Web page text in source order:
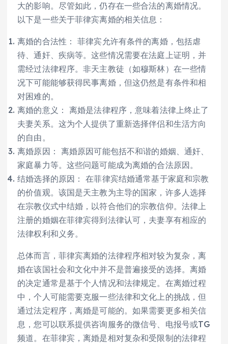
大的影响。尽管如此，仍存在一些合法的离婚情况。
以下是一些关于菲律宾离婚的相关信息：
离婚的合法性： 菲律宾允许有条件的离婚，包括虐
待、通奸、疾病等。这些情况需要在法庭上证明，并
需经过法律程序。非天主教徒（如穆斯林）在一些情
况下可能能够获得民事离婚，但这仍然是有条件和相
对困难的。
离婚的意义： 离婚是法律程序，意味着法律上终止了
夫妻关系。这为个人提供了重新选择伴侣和生活方向
的自由。
离婚原因： 离婚原因可能包括不和谐的婚姻、通奸、
家庭暴力等。这些问题可能成为离婚的合法原因。
结婚选择的原因： 在菲律宾结婚通常基于家庭和宗教
的价值观。该国是天主教为主导的国家，许多人选择
在宗教仪式中结婚，以符合他们的宗教信仰。法律上
注册的婚姻在菲律宾得到法律认可，夫妻享有相应的
法律权利和义务。
总体而言，菲律宾离婚的法律程序相对较为复杂，离
婚在该国社会和文化中并不是普遍接受的选择。离婚
的决定通常是基于个人情况和法律规定。在离婚过程
中，个人可能需要克服一些法律和文化上的挑战，但
通过法定程序，离婚是可能的。如果需要更多相关信
息，您可以联系提供咨询服务的微信号、电报号或TG
频道。在菲律宾，离婚是相对复杂和受限制的法律程